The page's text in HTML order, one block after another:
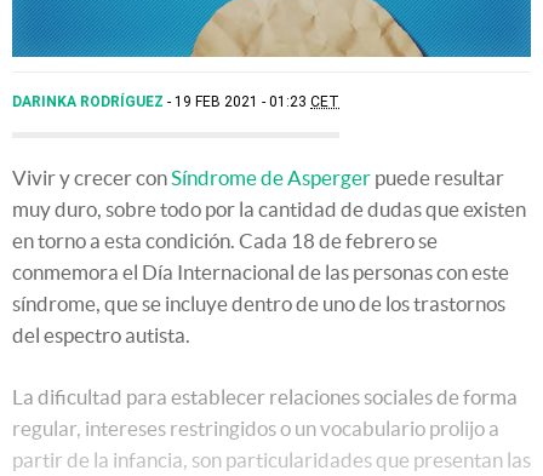
DARINKA RODRÍGUEZ 19 FEB 2021 - 01:23 CET
Vivir y crecer con Síndrome de Asperger puede resultar
muy duro, sobre todo por la cantidad de dudas que existen
en torno a esta condición. Cada 18 de febrero se
conmemora el Día Internacional de las personas con este
síndrome, que se incluye dentro de uno de los trastornos
del espectro autista.
La dificultad para establecer relaciones sociales de forma
regular, intereses restringidos o un vocabulario prolijo a
partir de la infancia, son particularidades que presentan las